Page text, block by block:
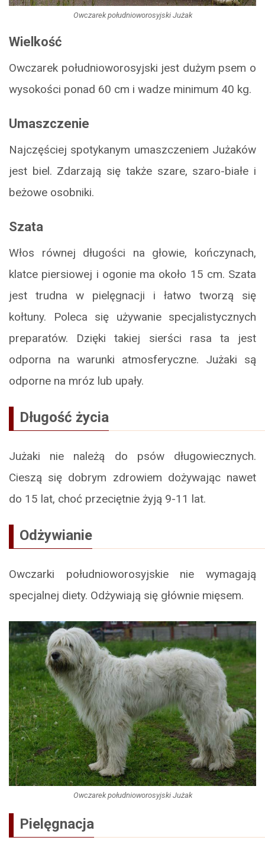
Owczarek południoworosyjski Jużak
Wielkość
Owczarek południoworosyjski jest dużym psem o
wysokości ponad 60 cm i wadze minimum 40 kg.
Umaszczenie
Najczęściej spotykanym umaszczeniem Jużaków
jest biel. Zdarzają się także szare, szaro-białe i
beżowe osobniki.
Szata
Włos równej długości na głowie, kończynach,
klatce piersiowej i ogonie ma około 15 cm. Szata
jest trudna w pielęgnacji i łatwo tworzą się
kołtuny. Poleca się używanie specjalistycznych
preparatów. Dzięki takiej sierści rasa ta jest
odporna na warunki atmosferyczne. Jużaki są
odporne na mróz lub upały.
Długość życia
Jużaki nie należą do psów długowiecznych.
Cieszą się dobrym zdrowiem dożywając nawet
do 15 lat, choć przeciętnie żyją 9-11 lat.
Odżywianie
Owczarki południoworosyjskie nie wymagają
specjalnej diety. Odżywiają się głównie mięsem.
Owczarek południoworosyjski Jużak
Pielęgnacja